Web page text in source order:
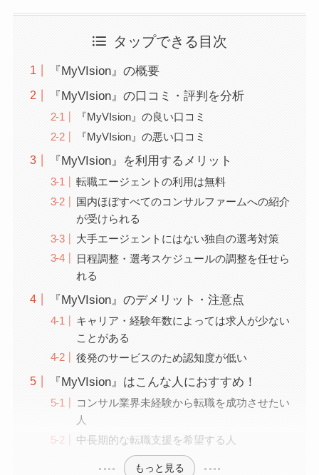
タップできる目次
『MyVIsion』の概要
『MyVIsion』の口コミ・評判を分析
『MyVIsion』の良い口コミ
『MyVIsion』の悪い口コミ
『MyVIsion』を利用するメリット
転職エージェントの利用は無料
国内ほぼすべてのコンサルファームへの紹介
が受けられる
大手エージェントにはない独自の選考対策
日程調整・選考スケジュールの調整を任せら
れる
『MyVIsion』のデメリット・注意点
キャリア・経験年数によっては求人が少ない
ことがある
後発のサービスのため認知度が低い
『MyVIsion』はこんな人におすすめ！
コンサル業界未経験から転職を成功させたい
人
中長期的な転職支援を希望する人
もっと見る